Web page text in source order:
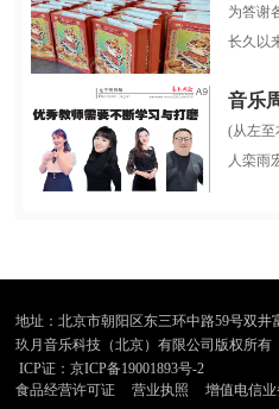
为答谢
长久以
(从左
人栾雨
地址：北京市朝阳区东三环中路59号双井
玖月音乐科技（北京）有限公司版权所有
ICP证：京ICP备19001893号-2
食品经营许可证
营业执照 增值电信